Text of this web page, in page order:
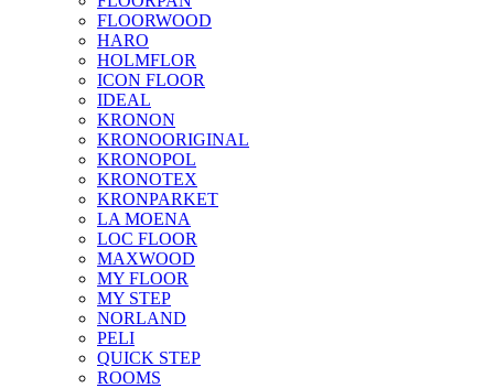
FLOORWOOD
HARO
HOLMFLOR
ICON FLOOR
IDEAL
KRONON
KRONOORIGINAL
KRONOPOL
KRONOTEX
KRONPARKET
LA MOENA
LOC FLOOR
MAXWOOD
MY FLOOR
MY STEP
NORLAND
PELI
QUICK STEP
ROOMS